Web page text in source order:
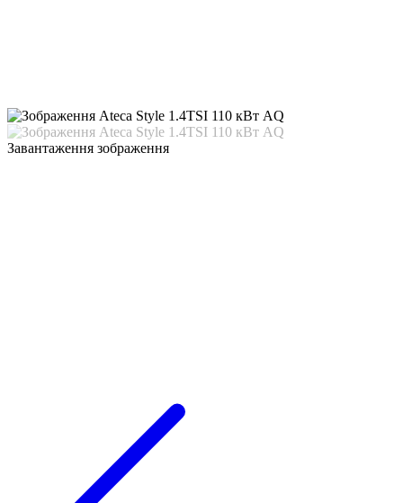
Завантаження зображення